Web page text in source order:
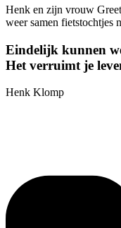
Henk en zijn vrouw
weer samen fietstochtjes
Eindelijk kunnen
Het verruimt je
Henk Klomp